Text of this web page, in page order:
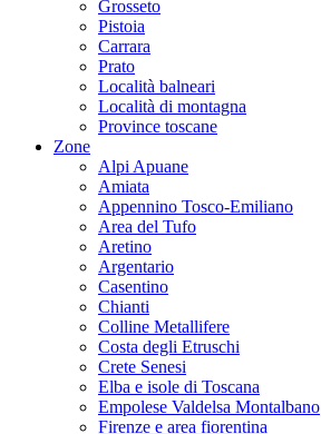
Grosseto
Pistoia
Carrara
Prato
Località balneari
Località di montagna
Province toscane
Zone
Alpi Apuane
Amiata
Appennino Tosco-Emiliano
Area del Tufo
Aretino
Argentario
Casentino
Chianti
Colline Metallifere
Costa degli Etruschi
Crete Senesi
Elba e isole di Toscana
Empolese Valdelsa Montalbano
Firenze e area fiorentina